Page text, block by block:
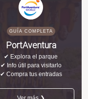
GUÍA COMPLETA
PortAventura
✔ Explora el parque
✔ Info útil para visitarlo
✔ Compra tus entradas